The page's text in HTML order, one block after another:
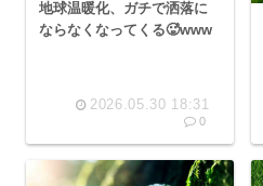
地球温暖化、ガチで洒落に
ならなくなってくる🥵www
2026.05.30 18:31
0